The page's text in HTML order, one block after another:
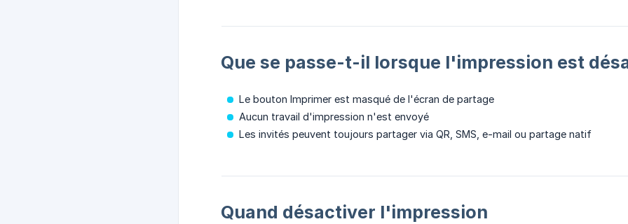
Que se passe-t-il lorsque l'impression est
Le bouton Imprimer est masqué de l'écran de partage
Aucun travail d'impression n'est envoyé
Les invités peuvent toujours partager via QR, SMS, e-mail ou partage natif
Quand désactiver l'impression